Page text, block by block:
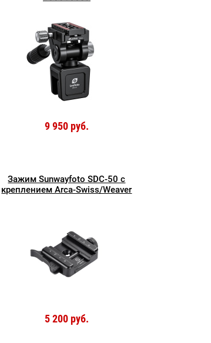
9 950 руб.
Зажим Sunwayfoto SDC-50 с
креплением Arca-Swiss/Weaver
5 200 руб.